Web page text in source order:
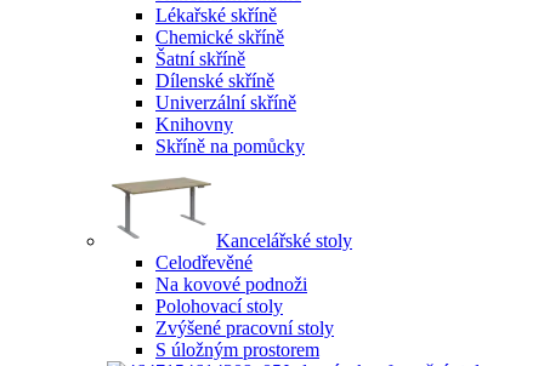
Lékařské skříně
Chemické skříně
Šatní skříně
Dílenské skříně
Univerzální skříně
Knihovny
Skříně na pomůcky
Kancelářské stoly
Celodřevěné
Na kovové podnoži
Polohovací stoly
Zvýšené pracovní stoly
S úložným prostorem